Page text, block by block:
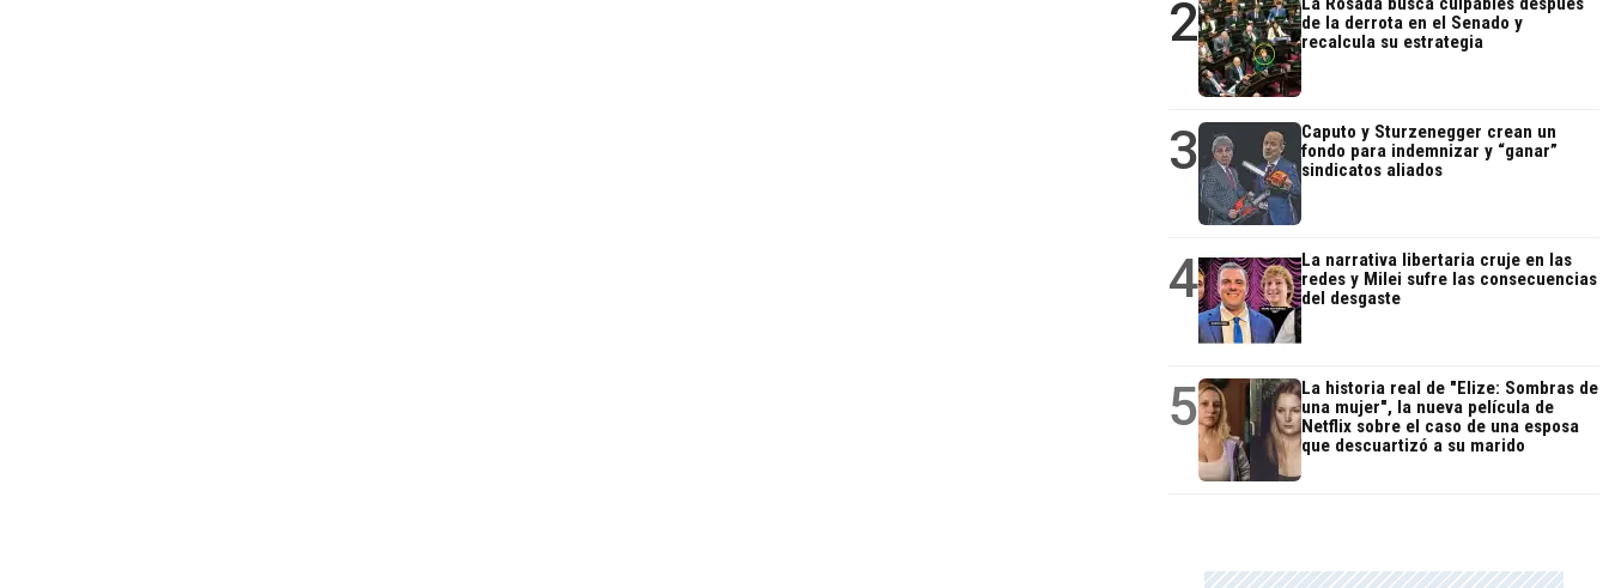
2
de la derrota en el Senado y
recalcula su estrategia
3
Caputo y Sturzenegger crean un
fondo para indemnizar y “ganar”
sindicatos aliados
4
La narrativa libertaria cruje en las
redes y Milei sufre las consecuencias
del desgaste
5
La historia real de "Elize: Sombras de
una mujer", la nueva película de
Netflix sobre el caso de una esposa
que descuartizó a su marido